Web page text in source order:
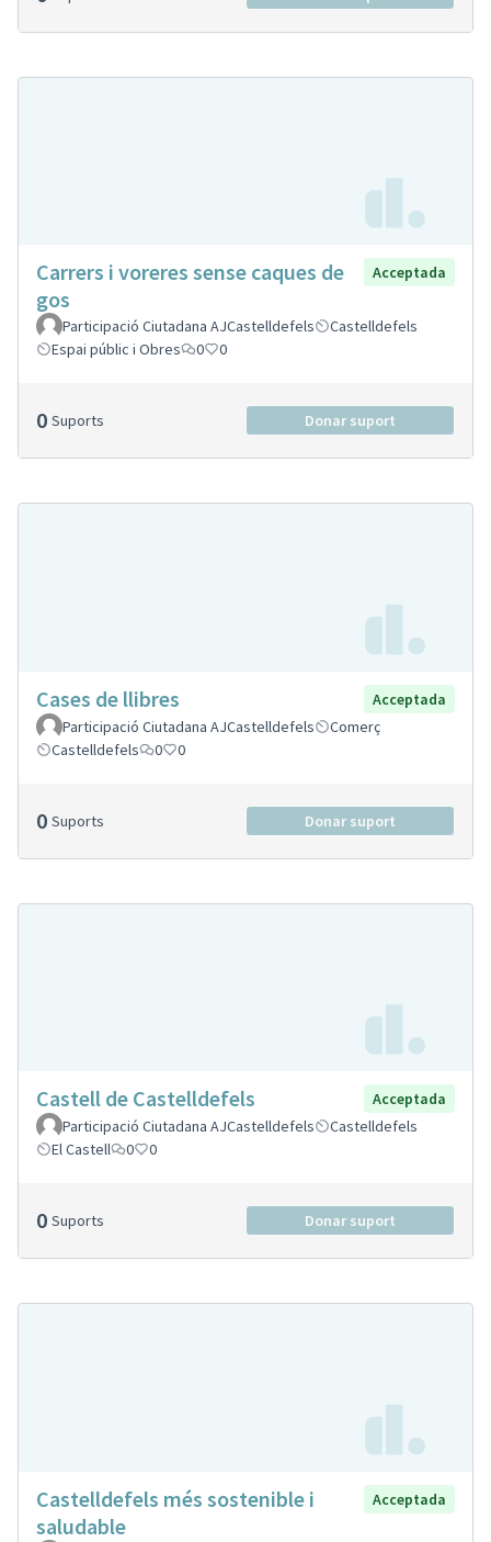
Carrers i voreres sense caques de
gos
Acceptada
Participació Ciutadana AJCastelldefels
Castelldefels
Espai públic i Obres
0 0
0 Suports Donar suport
Cases de llibres
Acceptada
Participació Ciutadana AJCastelldefels
Comerç
Castelldefels
0 0
0 Suports Donar suport
Castell de Castelldefels
Acceptada
Participació Ciutadana AJCastelldefels
Castelldefels
El Castell
0 0
0 Suports Donar suport
Castelldefels més sostenible i
saludable
Acceptada